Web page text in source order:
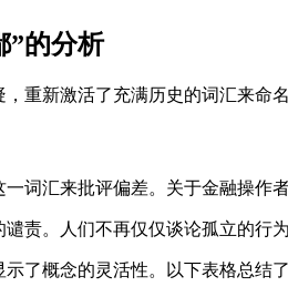
”的分析
重新激活了充满历史的词汇来命
一词汇来批评偏差。关于金融操作
责。人们不再仅仅谈论孤立的行
了概念的灵活性。以下表格总结